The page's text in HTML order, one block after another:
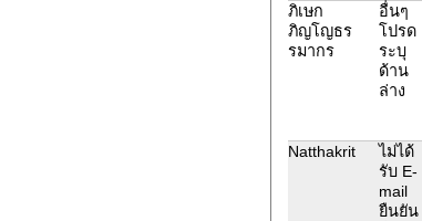
ภิเษก
ภิญโญธร
รมากร
อื่นๆ
โปรด
ระบุ
ด้าน
ล่าง
Natthakrit
ไม่ได้
รับ E-
mail
ยืนยัน